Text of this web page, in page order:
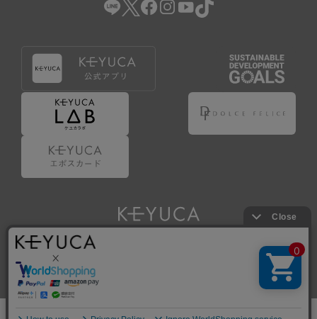
Copyright © KAWAJUN Co., Ltd. All Rights Reserved.